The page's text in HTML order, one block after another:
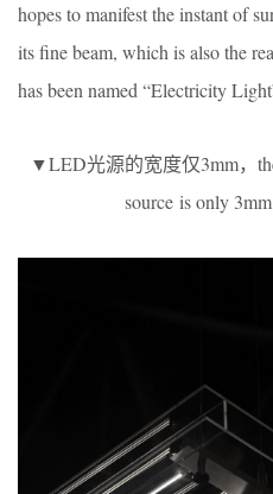
hopes to manifest the instant of
its fine beam, which is also the
has been named “Electricity
▼LED光源的宽度仅3mm，
source is only 3mm